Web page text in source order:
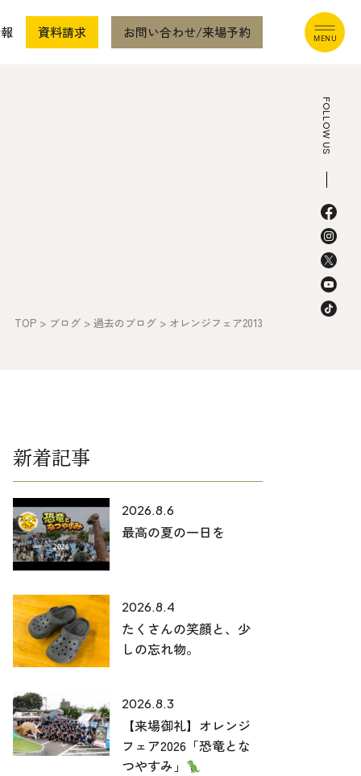
上越店
資料請求 お問い合わせ/来場予約
FOLLOW US
TOP > ブログ > 過去のブログ > オレンジフェア2013
新着記事
2026.8.6
最高の夏の一日を
2026.8.4
たくさんの笑顔と、少
しの忘れ物。
2026.8.3
【来場御礼】オレンジ
フェア2026「恐竜とな
つやすみ」